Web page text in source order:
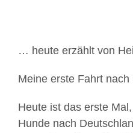
… heute erzählt von
Meine erste Fahrt
Heute ist das erste
Hunde nach